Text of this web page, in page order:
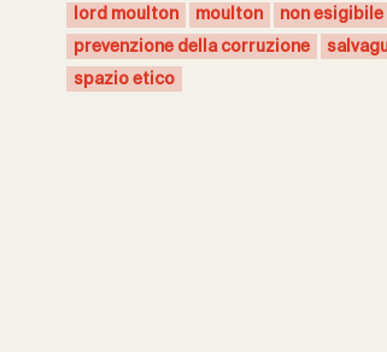
lord moulton
moulton non esigibile
prevenzione della corruzione
spazio etico